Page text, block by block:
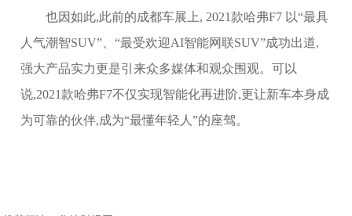
也因如此,此前的成都车展上, 2021款哈弗F7 以“最具
人气潮智SUV”、“最受欢迎AI智能网联SUV”成功出道,
强大产品实力更是引来众多媒体和观众围观。可以
说,2021款哈弗F7不仅实现智能化再进阶,更让新车本身成
为可靠的伙伴,成为“最懂年轻人”的座驾。